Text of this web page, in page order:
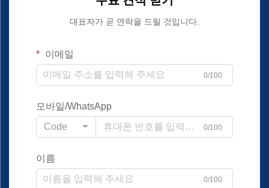
대표자가 곧 연락을 드릴 것입니다.
이메일
0/100
모바일/WhatsApp
Code
0/100
이름
0/100